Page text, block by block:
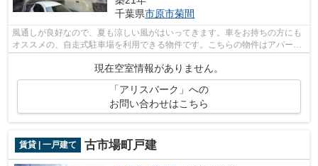
千葉県市原市菊間
風通しが良好なので、夏も涼しい風がはいってきます。車をお持ちの方にも
オススメの、自走式駐車場を利用できる物件です。こちらの物件はアパート
現在空室情報がありません。
「アリスバーク」への
お問い合わせはこちら
賃貸 | 一戸建て 古市場町戸建